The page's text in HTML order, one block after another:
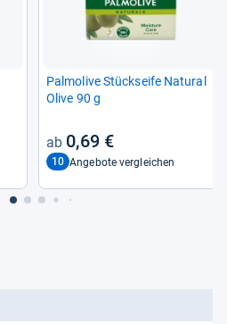
Pal­mo­live Stück­seife Natu­ral
Olive 90 g
0,69 €
10 Angebote vergleichen